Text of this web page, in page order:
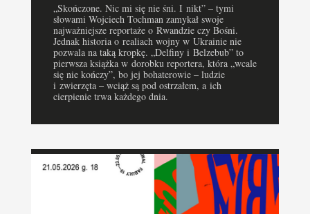
„Skończone. Nic mi się nie śni. I nikt” – tymi
słowami Wojciech Tochman zamykał swoje
najważniejsze reportaże o Rwandzie czy Bośni.
Jednak historia o realiach wojny w Ukrainie nie
pozwala na taką kropkę. „Delfiny i Belzebub” to
pierwsza książka w dorobku reportera, która „wcale
się nie kończy”, bo jej bohaterowie – ludzie
i zwierzęta – wciąż są pod ostrzałem, a ich
cierpienie trwa każdego dnia.